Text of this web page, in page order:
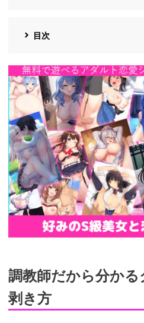
目次
https://cv-
measurement.com/ad/p/r?
調教師だから分か
剥き方